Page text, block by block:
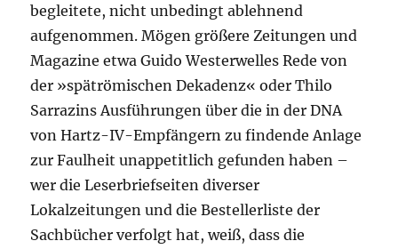
begleitete, nicht unbedingt ablehnend
aufgenommen. Mögen größere Zeitungen und
Magazine etwa Guido Westerwelles Rede von
der »spätrömischen Dekadenz« oder Thilo
Sarrazins Ausführungen über die in der DNA
von Hartz-IV-Empfängern zu findende Anlage
zur Faulheit unappetitlich gefunden haben –
wer die Leserbriefseiten diverser
Lokalzeitungen und die Bestellerliste der
Sachbücher verfolgt hat, weiß, dass die